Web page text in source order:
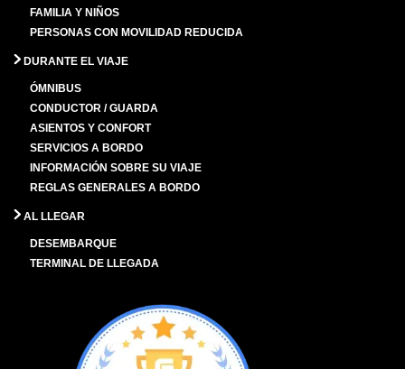
FAMILIA Y NIÑOS
PERSONAS CON MOVILIDAD REDUCIDA
DURANTE EL VIAJE
ÓMNIBUS
CONDUCTOR / GUARDA
ASIENTOS Y CONFORT
SERVICIOS A BORDO
INFORMACIÓN SOBRE SU VIAJE
REGLAS GENERALES A BORDO
AL LLEGAR
DESEMBARQUE
TERMINAL DE LLEGADA